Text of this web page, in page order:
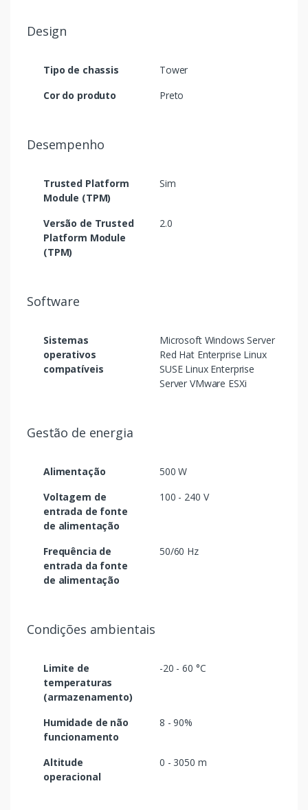
Design
Tipo de chassis
Tower
Cor do produto
Preto
Desempenho
Trusted Platform
Module (TPM)
Sim
Versão de Trusted
Platform Module
(TPM)
2.0
Software
Sistemas
operativos
compatíveis
Microsoft Windows Server
Red Hat Enterprise Linux
SUSE Linux Enterprise
Server VMware ESXi
Gestão de energia
Alimentação
500 W
Voltagem de
entrada de fonte
de alimentação
100 - 240 V
Frequência de
entrada da fonte
de alimentação
50/60 Hz
Condições ambientais
Limite de
temperaturas
(armazenamento)
-20 - 60 °C
Humidade de não
funcionamento
8 - 90%
Altitude
operacional
0 - 3050 m